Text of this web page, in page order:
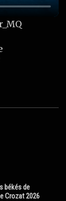
békés de
Crozat 2026